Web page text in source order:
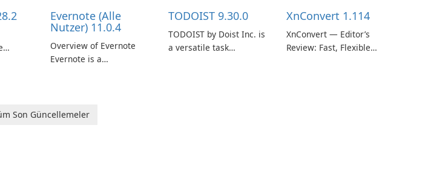
Evernote (Alle
Nutzer) 11.0.4
Overview of Evernote
Evernote is a
help users capture,
TODOIST 9.30.0
TODOIST by Doist Inc. is
a versatile task
XnConvert 1.114
XnConvert — Editor’s
Review: Fast, Flexible
Son Güncellemeler